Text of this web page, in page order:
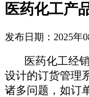
医药化工产
发布日期： 2025年
医药化工经
设计的订货管理
诸多问题，如订